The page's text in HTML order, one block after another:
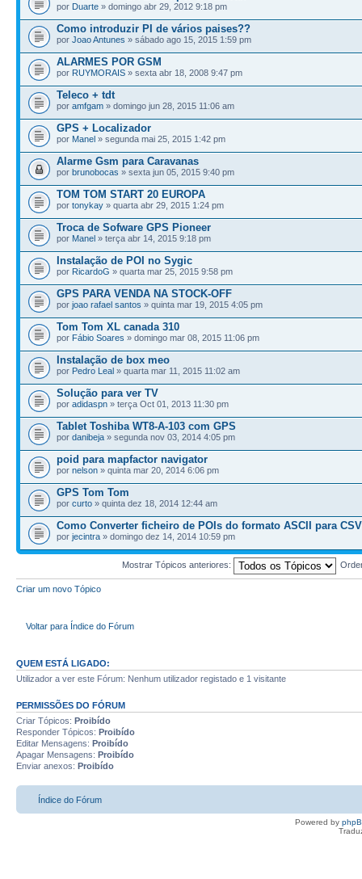
por Duarte » domingo abr 29, 2012 9:18 pm
Como introduzir PI de vários paises??
por Joao Antunes » sábado ago 15, 2015 1:59 pm
ALARMES POR GSM
por RUYMORAIS » sexta abr 18, 2008 9:47 pm
Teleco + tdt
por amfgam » domingo jun 28, 2015 11:06 am
GPS + Localizador
por Manel » segunda mai 25, 2015 1:42 pm
Alarme Gsm para Caravanas
por brunobocas » sexta jun 05, 2015 9:40 pm
TOM TOM START 20 EUROPA
por tonykay » quarta abr 29, 2015 1:24 pm
Troca de Sofware GPS Pioneer
por Manel » terça abr 14, 2015 9:18 pm
Instalação de POI no Sygic
por RicardoG » quarta mar 25, 2015 9:58 pm
GPS PARA VENDA NA STOCK-OFF
por joao rafael santos » quinta mar 19, 2015 4:05 pm
Tom Tom XL canada 310
por Fábio Soares » domingo mar 08, 2015 11:06 pm
Instalação de box meo
por Pedro Leal » quarta mar 11, 2015 11:02 am
Solução para ver TV
por adidaspn » terça Oct 01, 2013 11:30 pm
Tablet Toshiba WT8-A-103 com GPS
por danibeja » segunda nov 03, 2014 4:05 pm
poid para mapfactor navigator
por nelson » quinta mar 20, 2014 6:06 pm
GPS Tom Tom
por curto » quinta dez 18, 2014 12:44 am
Como Converter ficheiro de POIs do formato ASCII para
por jecintra » domingo dez 14, 2014 10:59 pm
Mostrar Tópicos anteriores:
Criar um novo Tópico
Voltar para Índice do Fórum
QUEM ESTÁ LIGADO:
Utilizador a ver este Fórum: Nenhum utilizador registado e 1 visitante
PERMISSÕES DO FÓRUM
Criar Tópicos: Proibído
Responder Tópicos: Proibído
Editar Mensagens: Proibído
Apagar Mensagens: Proibído
Enviar anexos: Proibído
Índice do Fórum
Powered by